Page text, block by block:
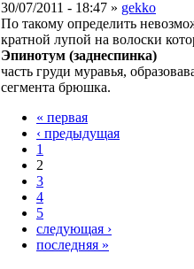
30/07/2011 - 18:47 » gekko
По такому определить
кратной лупой на волоски
Эпинотум (заднеспинка)
часть груди муравья,
сегмента брюшка.
« первая
‹ предыдущая
1
2
3
4
5
следующая ›
последняя »